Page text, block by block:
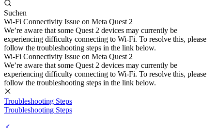
Suchen
Wi-Fi Connectivity Issue on Meta Quest 2
We’re aware that some Quest 2 devices may currently be
experiencing difficulty connecting to Wi-Fi. To resolve this, please
follow the troubleshooting steps in the link below.
Wi-Fi Connectivity Issue on Meta Quest 2
We’re aware that some Quest 2 devices may currently be
experiencing difficulty connecting to Wi-Fi. To resolve this, please
follow the troubleshooting steps in the link below.
Troubleshooting Steps
Troubleshooting Steps